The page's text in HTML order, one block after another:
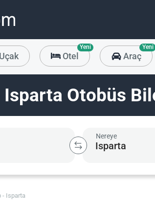
Uçak Otel
Yeni
Araç
Yeni
Isparta Otobüs
Nereye
- Isparta